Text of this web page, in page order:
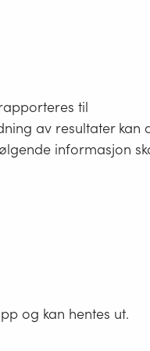
til
av resultater kan
informasjon
og kan hentes ut.